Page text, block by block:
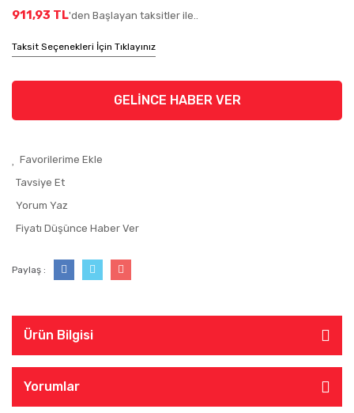
911,93 TL'den Başlayan taksitler ile..
Taksit Seçenekleri İçin Tıklayınız
GELİNCE HABER VER
Tavsiye Et
Yorum Yaz
Fiyatı Düşünce Haber Ver
Paylaş :
Ürün Bilgisi
Yorumlar